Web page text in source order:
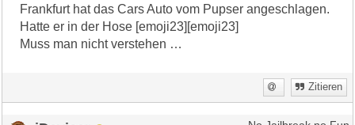
Frankfurt hat das Cars Auto vom Pupser angeschlagen.
Hatte er in der Hose [emoji23][emoji23]
Muss man nicht verstehen …
Zitieren